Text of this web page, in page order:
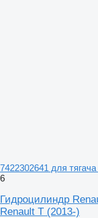
7422302641 для
6
Гидроцилиндр
Renault T (2013-)